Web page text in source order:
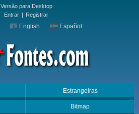
Versão para Desktop
Entrar | Registrar
English Español
Estrangeiras
Bitmap